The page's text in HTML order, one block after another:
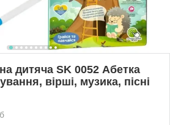
дитяча SK 0052 Абетка
вірші, музика, пісні